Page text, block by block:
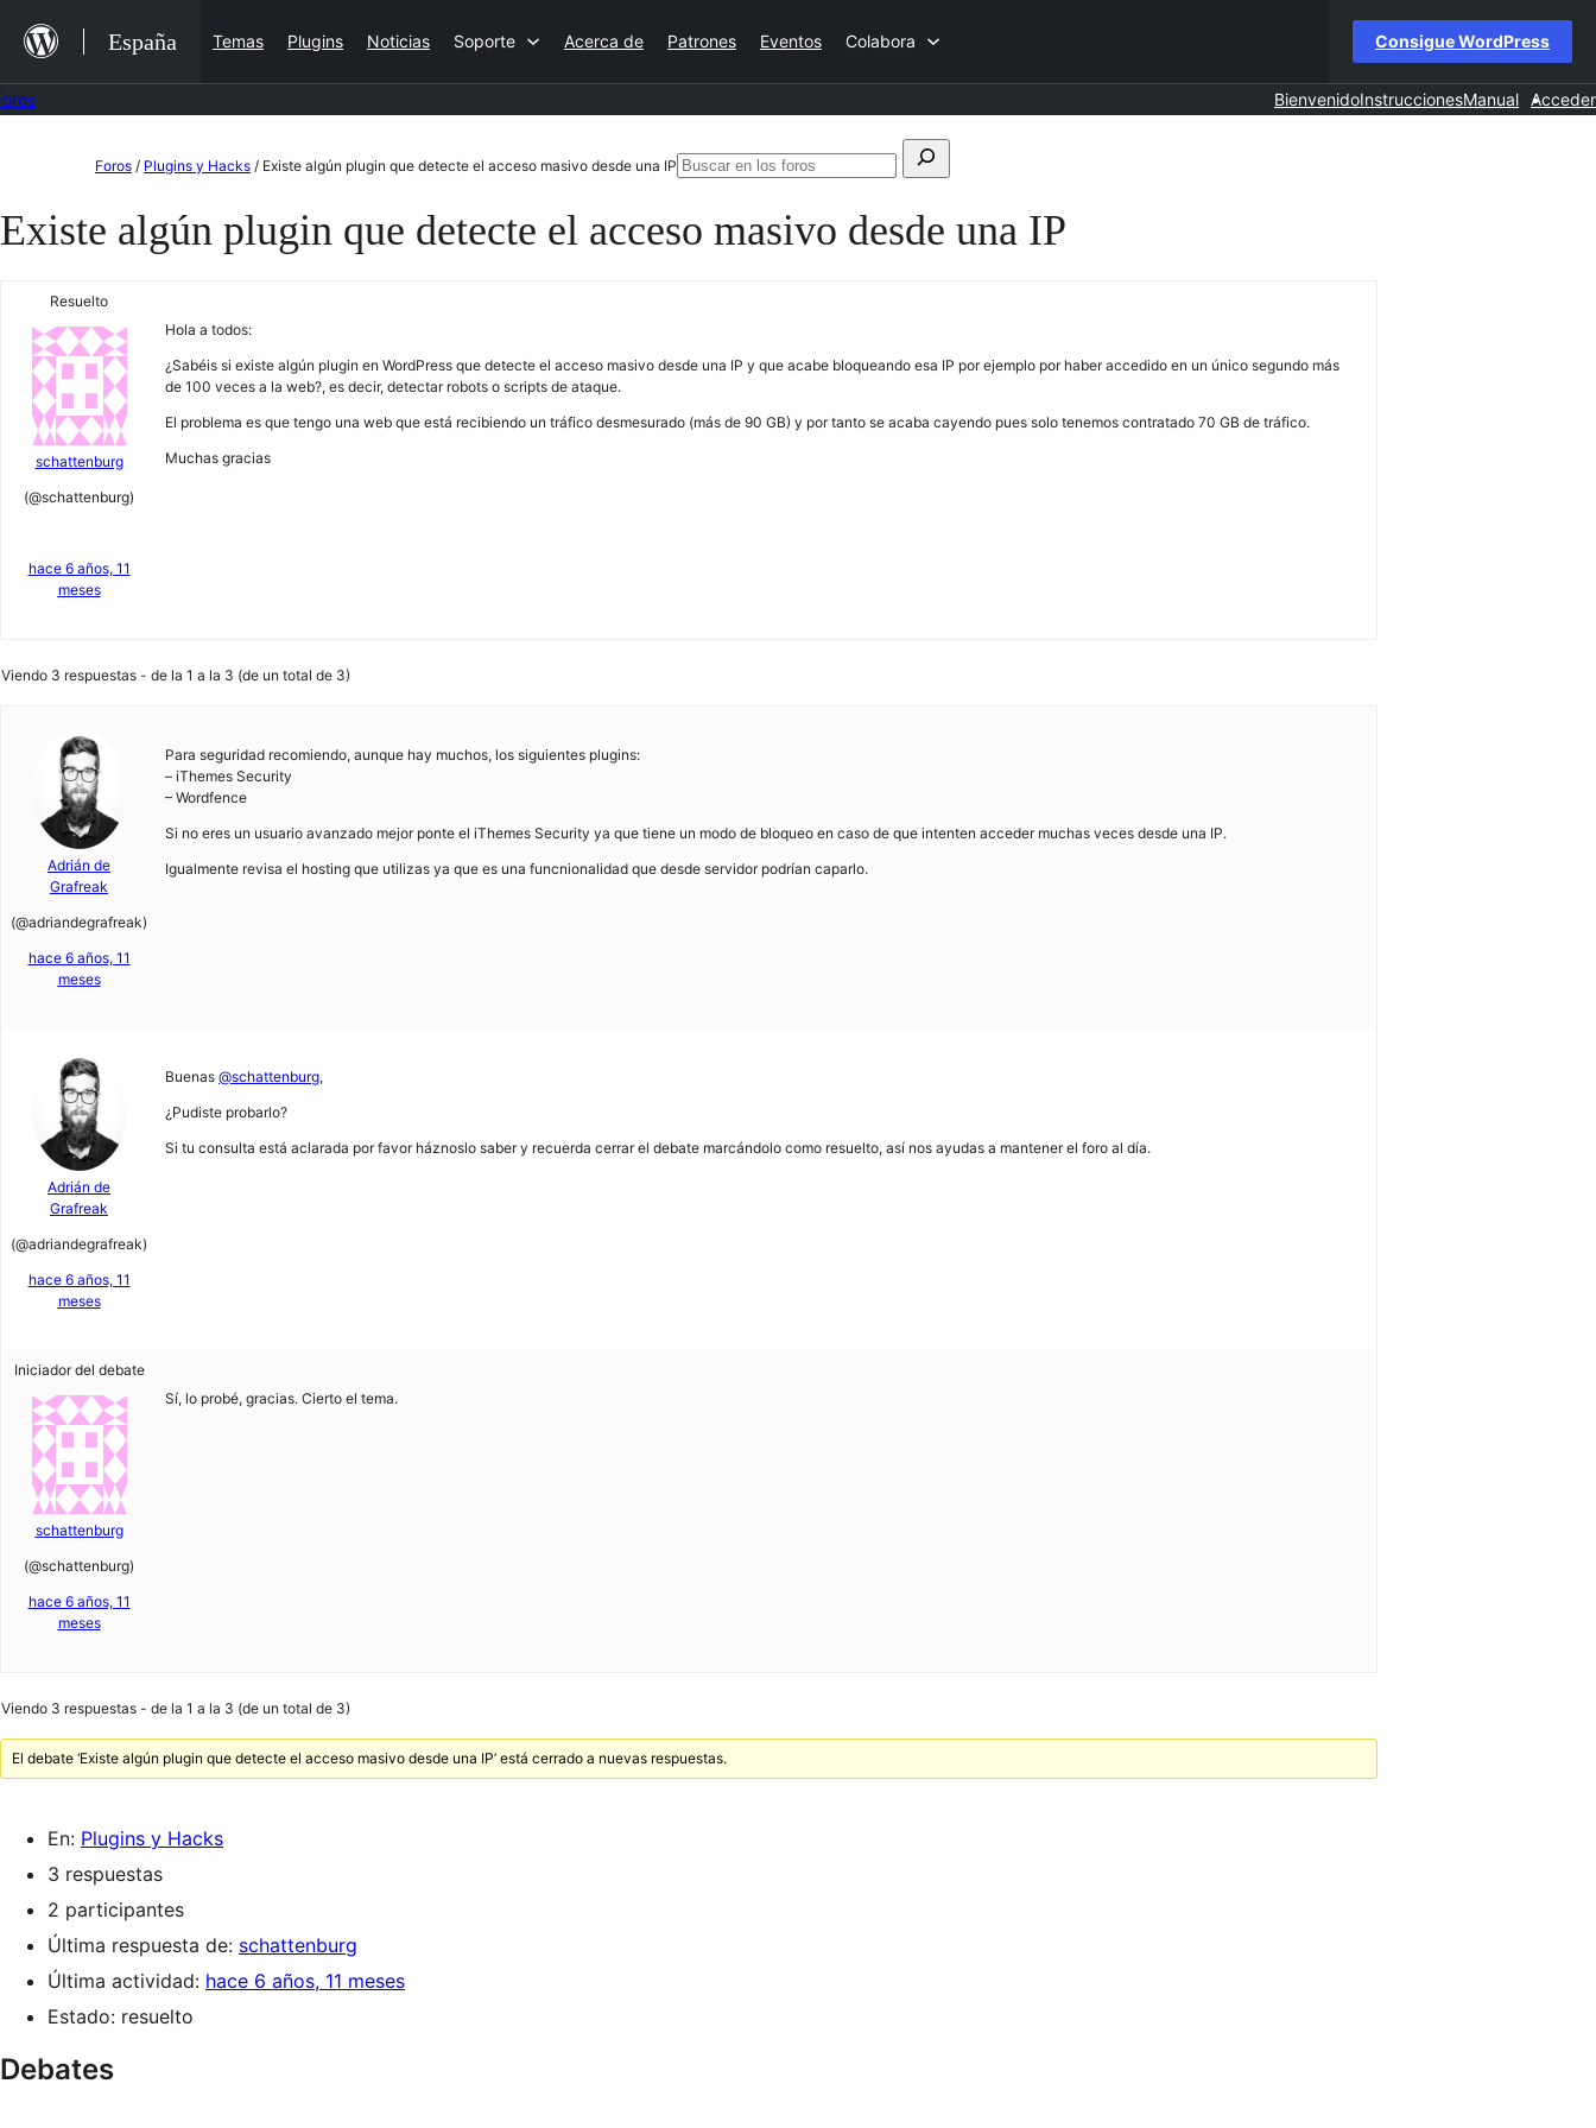
contenido
España Temas Plugins Noticias Soporte Acerca de Patrones Eventos Colabora Consigue WordPress
BienvenidoInstruccionesManual Acceder
contenido
Foros / Plugins y Hacks / Existe algún plugin que detecte el acceso masivo desde una IPBuscar:
Buscar
foros
Existe algún plugin que detecte el acceso masivo desde una IP
Resuelto
schattenburg
(@schattenburg)
hace 6 años, 11
meses
Hola a todos:
¿Sabéis si existe algún plugin en WordPress que detecte el acceso masivo desde una IP y que acabe bloqueando esa IP por ejemplo por haber accedido en un único segundo más
de 100 veces a la web?, es decir, detectar robots o scripts de ataque.
El problema es que tengo una web que está recibiendo un tráfico desmesurado (más de 90 GB) y por tanto se acaba cayendo pues solo tenemos contratado 70 GB de tráfico.
Muchas gracias
Viendo 3 respuestas - de la 1 a la 3 (de un total de 3)
Adrián de
Grafreak
(@adriandegrafreak)
hace 6 años, 11
meses
Para seguridad recomiendo, aunque hay muchos, los siguientes plugins:
– iThemes Security
– Wordfence
Si no eres un usuario avanzado mejor ponte el iThemes Security ya que tiene un modo de bloqueo en caso de que intenten acceder muchas veces desde una IP.
Igualmente revisa el hosting que utilizas ya que es una funcnionalidad que desde servidor podrían caparlo.
Adrián de
Grafreak
(@adriandegrafreak)
hace 6 años, 11
meses
Buenas @schattenburg,
¿Pudiste probarlo?
Si tu consulta está aclarada por favor háznoslo saber y recuerda cerrar el debate marcándolo como resuelto, así nos ayudas a mantener el foro al día.
Iniciador del debate
schattenburg
(@schattenburg)
hace 6 años, 11
meses
Sí, lo probé, gracias. Cierto el tema.
Viendo 3 respuestas - de la 1 a la 3 (de un total de 3)
El debate ‘Existe algún plugin que detecte el acceso masivo desde una IP’ está cerrado a nuevas respuestas.
En: Plugins y Hacks
3 respuestas
2 participantes
Última respuesta de: schattenburg
Última actividad: hace 6 años, 11 meses
Estado: resuelto
Debates